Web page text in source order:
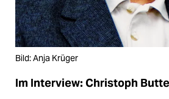
Bild: Anja Krüger
Im Interview: Christoph